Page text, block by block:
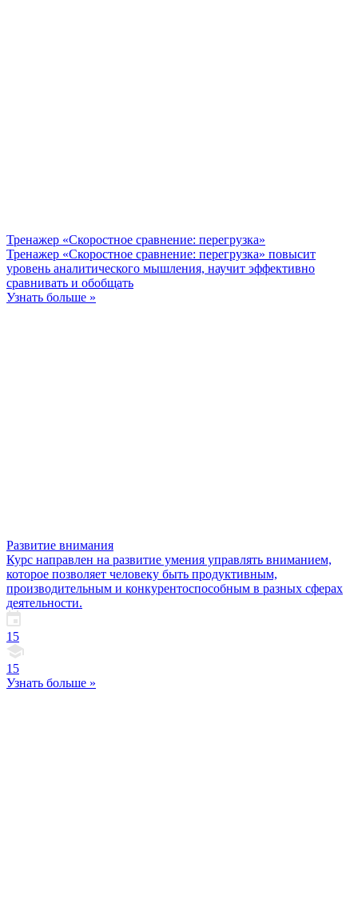
Тренажер «Скоростное сравнение: перегрузка»
Тренажер «Скоростное сравнение: перегрузка» повысит
уровень аналитического мышления, научит эффективно
сравнивать и обобщать
Узнать больше »
Развитие внимания
Курс направлен на развитие умения управлять вниманием,
которое позволяет человеку быть продуктивным,
производительным и конкурентоспособным в разных сферах
деятельности.
15
15
Узнать больше »